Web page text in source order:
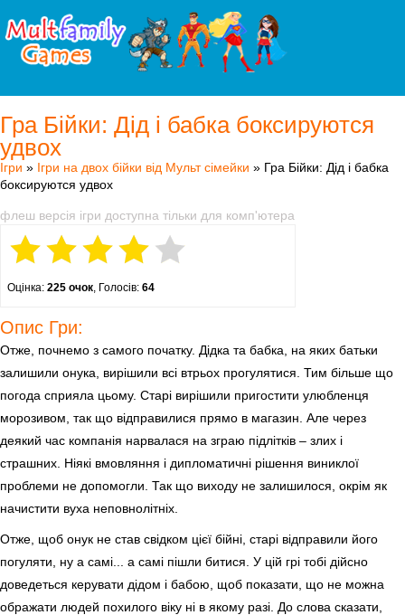
Гра Бійки: Дід і бабка боксируются
удвох
Ігри » Ігри на двох бійки від Мульт сімейки » Гра Бійки: Дід і бабка
боксируются удвох
флеш версія ігри доступна тільки для комп'ютера
Оцінка: 225 очок, Голосів: 64
Опис Гри:
Отже, почнемо з самого початку. Дідка та бабка, на яких батьки
залишили онука, вирішили всі втрьох прогулятися. Тим більше що
погода сприяла цьому. Старі вирішили пригостити улюбленця
морозивом, так що відправилися прямо в магазин. Але через
деякий час компанія нарвалася на зграю підлітків – злих і
страшних. Ніякі вмовляння і дипломатичні рішення виниклої
проблеми не допомогли. Так що виходу не залишилося, окрім як
начистити вуха неповнолітніх.
Отже, щоб онук не став свідком цієї бійні, старі відправили його
погуляти, ну а самі... а самі пішли битися. У цій грі тобі дійсно
доведеться керувати дідом і бабою, щоб показати, що не можна
ображати людей похилого віку ні в якому разі. До слова сказати,